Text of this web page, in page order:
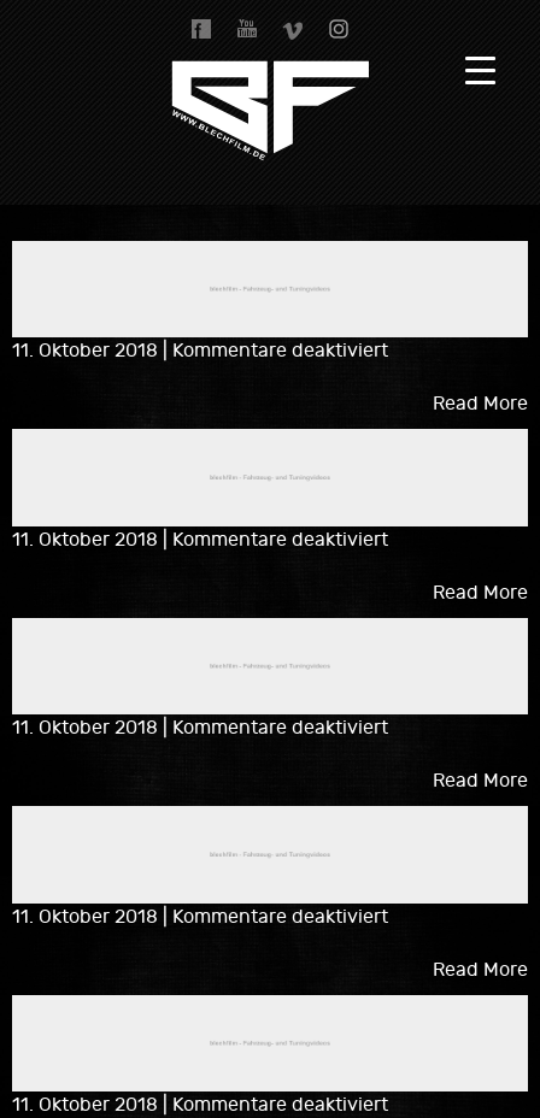
11. Oktober 2018 Kommentare deaktiviertfür
Essen
Motor
Read More
11. Oktober 2018 Kommentare deaktiviertfür
in
Read More
11. Oktober 2018 Kommentare deaktiviertfür
Shooting
2017
Read More
11. Oktober 2018 Kommentare deaktiviertfür
&
Read More
11. Oktober 2018 Kommentare deaktiviertfür